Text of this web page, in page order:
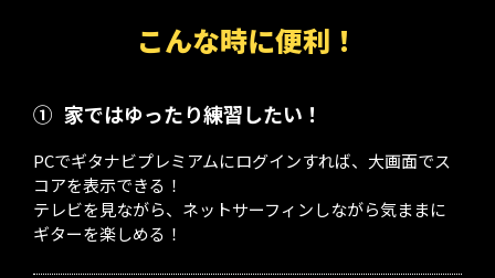
こんな時に便利！
① 家ではゆったり練習したい！
PCでギタナビプレミアムにログインすれば、大画面でス
コアを表示できる！
テレビを見ながら、ネットサーフィンしながら気ままに
ギターを楽しめる！